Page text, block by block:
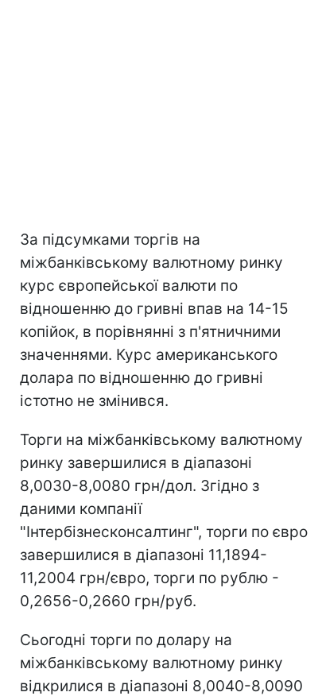
За підсумками торгів на
міжбанківському валютному ринку
курс європейської валюти по
відношенню до гривні впав на 14-15
копійок, в порівнянні з п'ятничними
значеннями. Курс американського
долара по відношенню до гривні
істотно не змінився.
Торги на міжбанківському валютному
ринку завершилися в діапазоні
8,0030-8,0080 грн/дол. Згідно з
даними компанії
"Інтербізнесконсалтинг", торги по євро
завершилися в діапазоні 11,1894-
11,2004 грн/євро, торги по рублю -
0,2656-0,2660 грн/руб.
Сьогодні торги по долару на
міжбанківському валютному ринку
відкрилися в діапазоні 8,0040-8,0090